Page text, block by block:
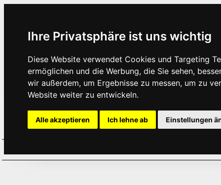
Ihre Privatsphäre ist uns wichtig
Diese Website verwendet Cookies und Targeting
ermöglichen und die Werbung, die Sie sehen,
wir außerdem, um Ergebnisse zu messen, um zu
Website weiter zu entwickeln.
Alle akzeptieren Ich lehne ab Einstellungen